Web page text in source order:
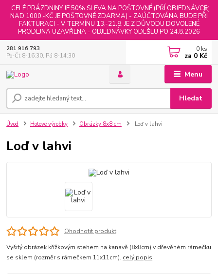
CELÉ PRÁZDNINY JE 50% SLEVA NA POŠTOVNÉ (PŘÍ OBJEDNÁVCE
NAD 1000,-KČ JE POŠTOVNÉ ZDARMA) - ZAÚČTOVÁNA BUDE PŘI
FAKTURACI - V TERMÍNU 13.-21.8. JE Z DŮVODU DOVOLENÉ
PRODEJNA UZAVŘENA - OBJEDNÁVKY ODEŠLU PO 24.8.2026
Menu
Hledat
281 916 793
Po-Čt 8-16:30, Pá 8-14:30
0 ks
za 0 Kč
Úvod Hotové výrobky Obrázky 8x8 cm Loď v lahvi
Loď v lahvi
Ohodnotit produkt
Vyšitý obrázek křížkovým stehem na kanavě (8x8cm) v dřevěném rámečku
se sklem (rozměr s rámečkem 11x11cm). celý popis